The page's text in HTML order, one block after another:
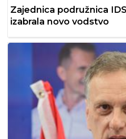
Zajednica podružnica
izabrala novo vodstvo